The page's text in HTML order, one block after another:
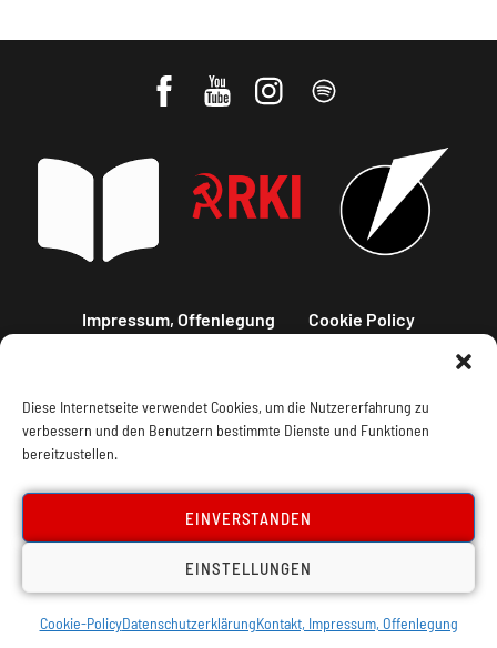
Diese Internetseite verwendet Cookies, um die Nutzererfahrung zu
verbessern und den Benutzern bestimmte Dienste und Funktionen
bereitzustellen.
EINVERSTANDEN
EINSTELLUNGEN
Cookie-PolicyDatenschutzerklärungKontakt, Impressum, Offenlegung
Impressum, Offenlegung Cookie Policy